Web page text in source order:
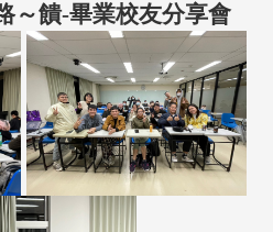
～饋-畢業校友分享會